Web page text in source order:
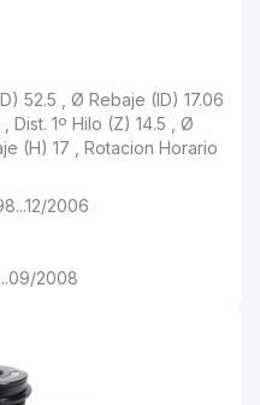
52.5 , Ø Rebaje (ID) 17.06
Dist. 1º Hilo (Z) 14.5 , Ø
(H) 17 , Rotacion Horario
2006
2008